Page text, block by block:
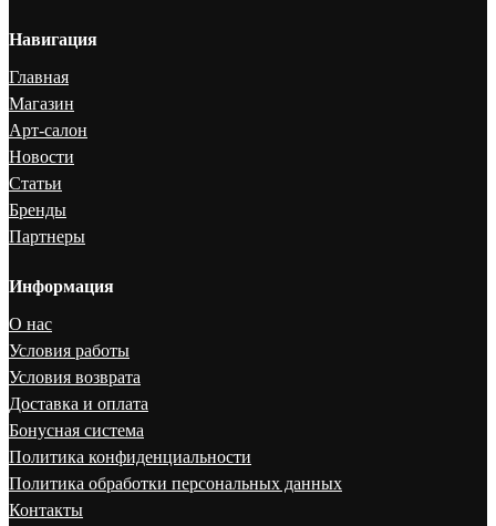
Навигация
Главная
Магазин
Арт-салон
Новости
Статьи
Бренды
Партнеры
Информация
О нас
Условия работы
Условия возврата
Доставка и оплата
Бонусная система
Политика конфиденциальности
Политика обработки персональных данных
Контакты